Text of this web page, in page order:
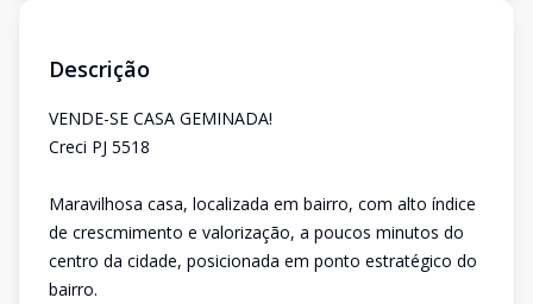
Descrição
VENDE-SE CASA GEMINADA!
Creci PJ 5518
Maravilhosa casa, localizada em bairro, com alto índice
de crescmimento e valorização, a poucos minutos do
centro da cidade, posicionada em ponto estratégico do
bairro.